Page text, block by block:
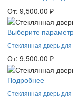
От: 9,500.00 ₽
Выберите
Стеклянная дверь
От: 9,500.00 ₽
Подробнее
Стеклянная дверь